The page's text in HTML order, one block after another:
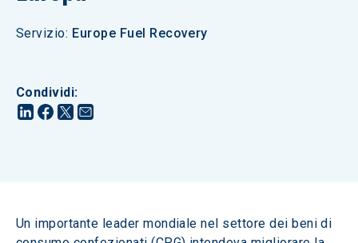
Servizio: Europe Fuel Recovery
Condividi:
Un importante leader mondiale nel settore dei beni di